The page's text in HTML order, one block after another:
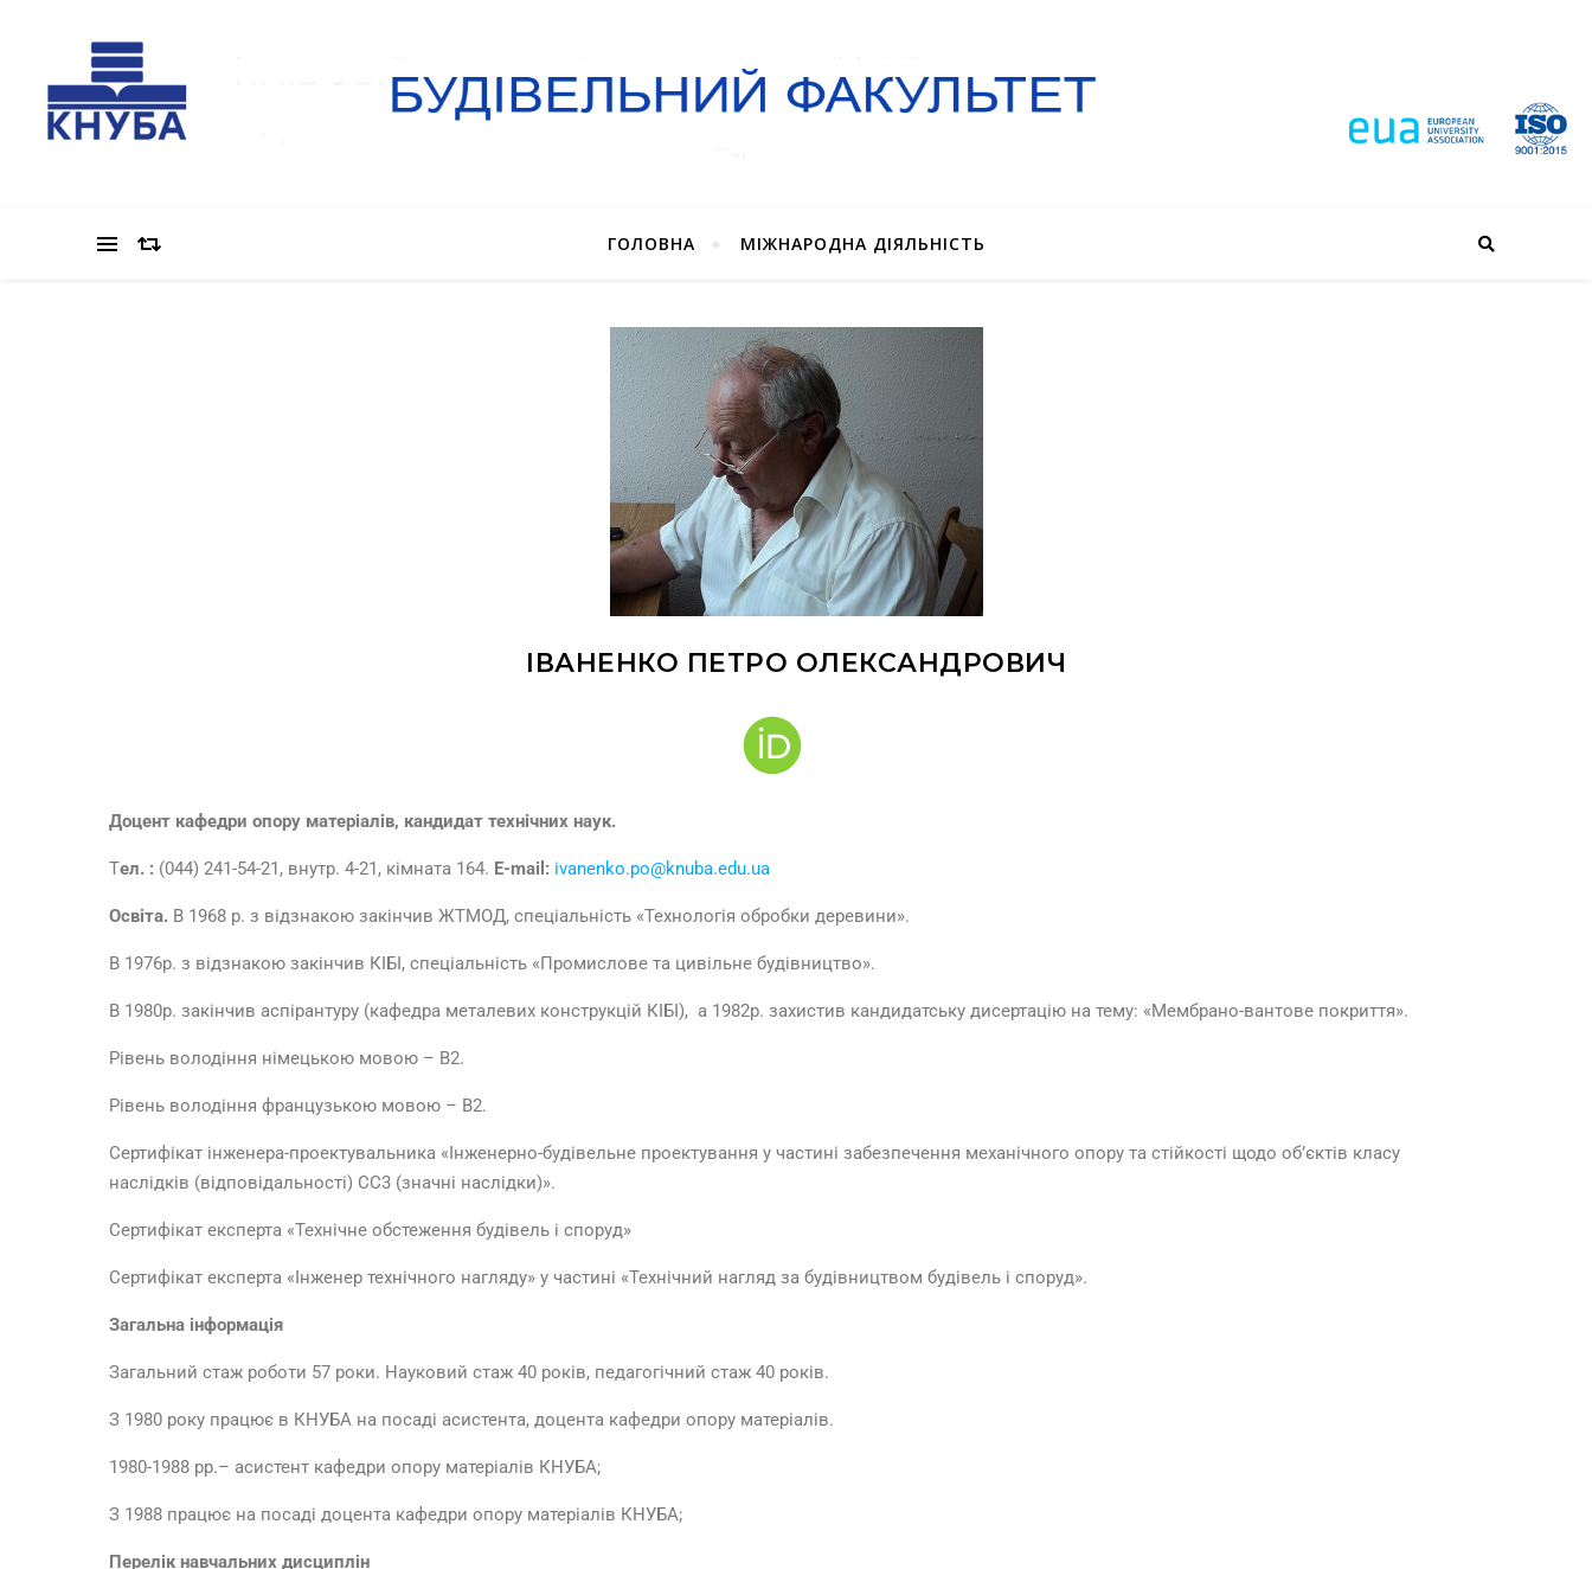
ГОЛОВНА МІЖНАРОДНА ДІЯЛЬНІСТЬ
ІВАНЕНКО ПЕТРО ОЛЕКСАНДРОВИЧ
Доцент кафедри опору матеріалів, кандидат технічних наук.
Тел. : (044) 241-54-21, внутр. 4-21, кімната 164. E-mail: ivanenko.po@knuba.edu.ua
Освіта. В 1968 р. з відзнакою закінчив ЖТМОД, спеціальність «Технологія обробки деревини».
В 1976р. з відзнакою закінчив КІБІ, спеціальність «Промислове та цивільне будівництво».
В 1980р. закінчив аспірантуру (кафедра металевих конструкцій КІБІ), а 1982р. захистив кандидатську дисертацію на тему: «Мембрано-вантове покриття».
Рівень володіння німецькою мовою – В2.
Рівень володіння французькою мовою – В2.
Сертифікат інженера-проектувальника «Інженерно-будівельне проектування у частині забезпечення механічного опору та стійкості щодо об’єктів класу
наслідків (відповідальності) СС3 (значні наслідки)».
Сертифікат експерта «Технічне обстеження будівель і споруд»
Сертифікат експерта «Інженер технічного нагляду» у частині «Технічний нагляд за будівництвом будівель і споруд».
Загальна інформація
Загальний стаж роботи 57 роки. Науковий стаж 40 років, педагогічний стаж 40 років.
З 1980 року працює в КНУБА на посаді асистента, доцента кафедри опору матеріалів.
1980-1988 рр.– асистент кафедри опору матеріалів КНУБА;
З 1988 працює на посаді доцента кафедри опору матеріалів КНУБА;
Перелік навчальних дисциплін